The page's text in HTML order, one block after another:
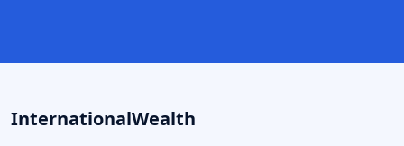
InternationalWealth